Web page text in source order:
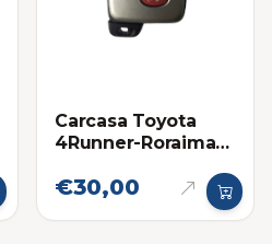
Carcasa Toyota
4Runner-Roraima-
Proximidad
€30,00